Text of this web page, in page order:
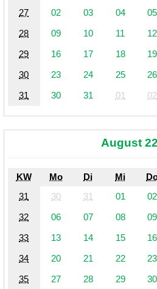
27
02 03 04 05
28
09 10 11 12
29
16 17 18 19
30
23 24 25 26
31
30 31 01 02
August
KW Mo Di Mi
31
30 31 01 02
32
06 07 08 09
33
13 14 15 16
34
20 21 22 23
35
27 28 29 30